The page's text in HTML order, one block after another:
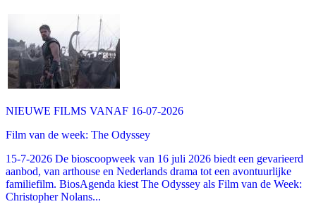
NIEUWE FILMS VANAF 16-07-2026
Film van de week: The Odyssey
15-7-2026 De bioscoopweek van 16 juli 2026 biedt een gevarieerd
aanbod, van arthouse en Nederlands drama tot een avontuurlijke
familiefilm. BiosAgenda kiest The Odyssey als Film van de Week:
Christopher Nolans...